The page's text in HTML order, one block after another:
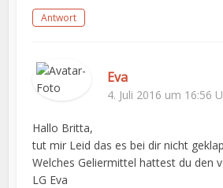
Antwort
Eva
4. Juli 2016 um 16:56
Hallo Britta,
tut mir Leid das es bei dir nicht
Welches Geliermittel hattest du den
LG Eva